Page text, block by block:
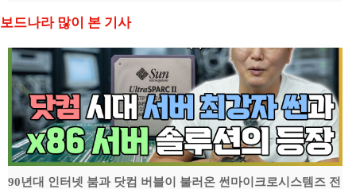
보드나라 많이 본 기사
90년대 인터넷 붐과 닷컴 버블이 불러온 썬마이크로시스템즈 전